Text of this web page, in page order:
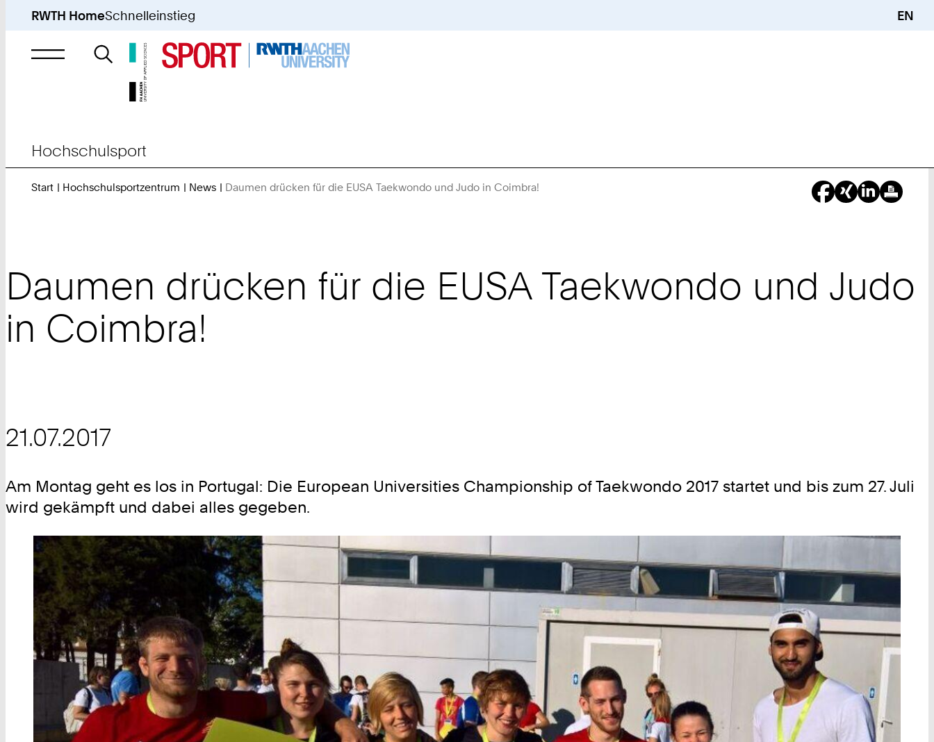
RWTH HomeSchnelleinstieg EN
Suche
nach
Hochschulsport
Start Hochschulsportzentrum News Daumen drücken für die EUSA Taekwondo und Judo in Coimbra!
Daumen drücken für die EUSA Taekwondo und Judo
in Coimbra!
21.07.2017
Am Montag geht es los in Portugal: Die European Universities Championship of Taekwondo 2017 startet und bis zum 27. Juli
wird gekämpft und dabei alles gegeben.